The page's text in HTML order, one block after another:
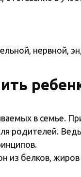
нервной,
в семье.
родителей.
белков,